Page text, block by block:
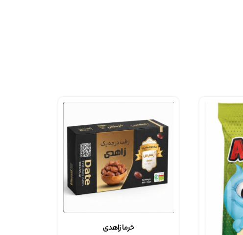
خرما زاهدی